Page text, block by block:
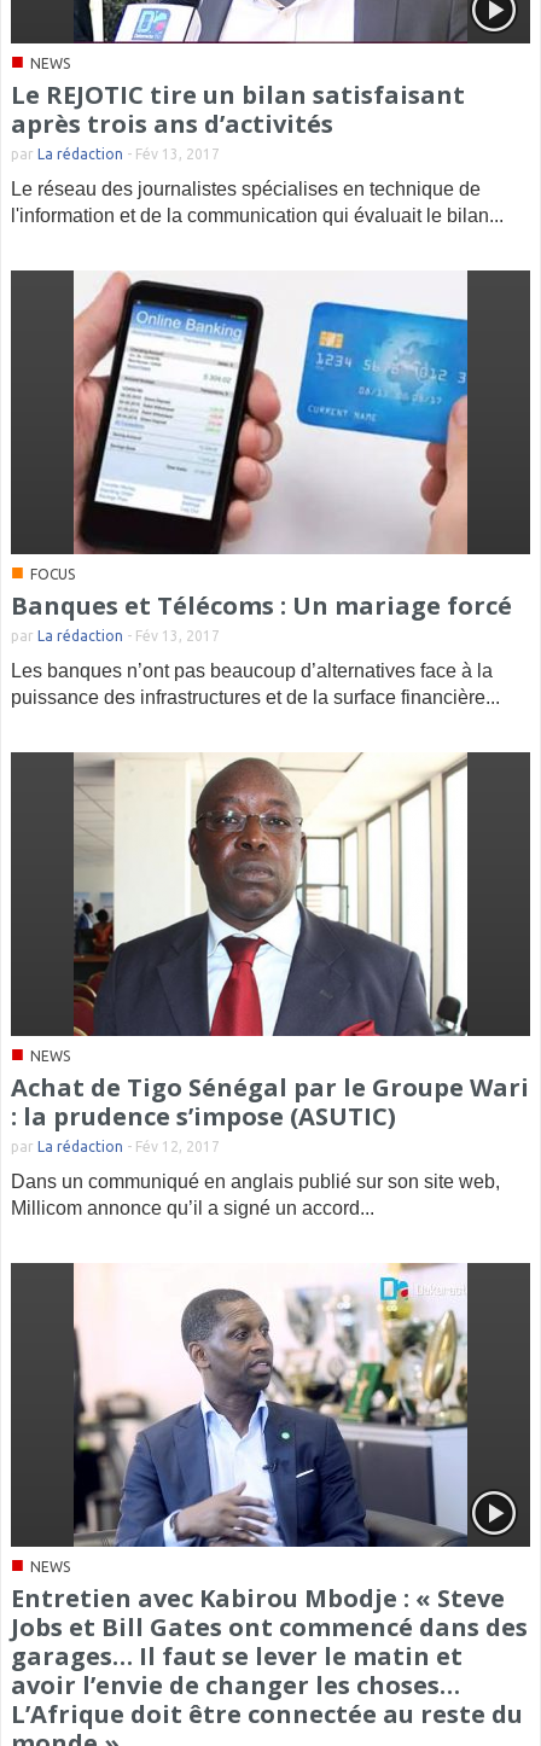
■ NEWS
Le REJOTIC tire un bilan satisfaisant
après trois ans d’activités
par La rédaction - Fév 13, 2017
Le réseau des journalistes spécialises en technique de
l'information et de la communication qui évaluait le bilan...
■ FOCUS
Banques et Télécoms : Un mariage forcé
par La rédaction - Fév 13, 2017
Les banques n’ont pas beaucoup d’alternatives face à la
puissance des infrastructures et de la surface financière...
■ NEWS
Achat de Tigo Sénégal par le Groupe Wari
: la prudence s’impose (ASUTIC)
par La rédaction - Fév 12, 2017
Dans un communiqué en anglais publié sur son site web,
Millicom annonce qu’il a signé un accord...
■ NEWS
Entretien avec Kabirou Mbodje : « Steve
Jobs et Bill Gates ont commencé dans des
garages… Il faut se lever le matin et
avoir l’envie de changer les choses…
L’Afrique doit être connectée au reste du